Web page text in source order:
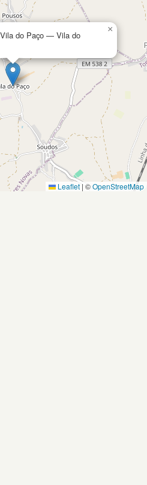
do Paço — Vila do
×
Leaflet | ©OpenStreetMap